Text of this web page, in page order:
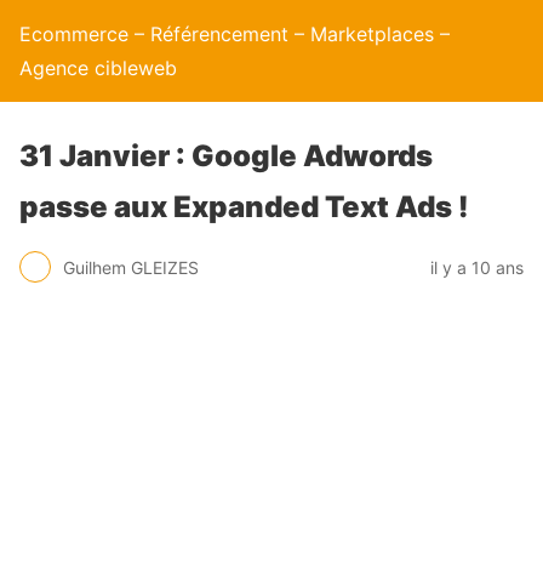
Ecommerce – Référencement – Marketplaces –
Agence cibleweb
31 Janvier : Google Adwords
passe aux Expanded Text Ads !
Guilhem GLEIZES il y a 10 ans